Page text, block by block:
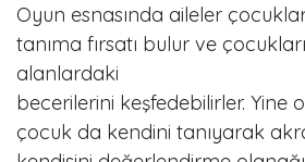
Oyun esnasında aileler
tanıma fırsatı bulur ve
alanlardaki
becerilerini keşfedebilirler. Yine
çocuk da kendini tanıyarak